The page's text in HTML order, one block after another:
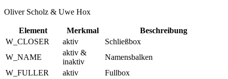
Oliver Scholz & Uwe Hox
Element Merkmal
Beschreibung
W_CLOSER
aktiv
Schließbox
W_NAME
aktiv &
inaktiv
Namensbalken
W_FULLER
aktiv
Fullbox